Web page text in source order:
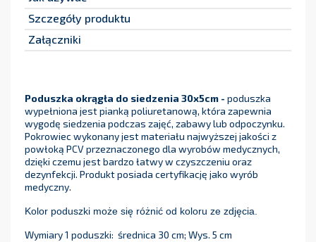
Szczegóły produktu
Załączniki
Poduszka okrągła do siedzenia 30x5cm - poduszka
wypełniona jest pianką poliuretanową, która zapewnia
wygodę siedzenia podczas zajęć, zabawy lub odpoczynku.
Pokrowiec wykonany jest materiału najwyższej jakości z
powłoką PCV przeznaczonego dla wyrobów medycznych,
dzięki czemu jest bardzo łatwy w czyszczeniu oraz
dezynfekcji. Produkt posiada certyfikację jako wyrób
medyczny.
Kolor poduszki może się różnić od koloru ze zdjęcia.
Wymiary 1 poduszki: średnica 30 cm; Wys. 5 cm